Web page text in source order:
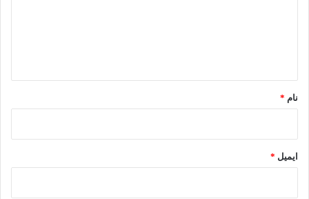
نام *
ایمیل *